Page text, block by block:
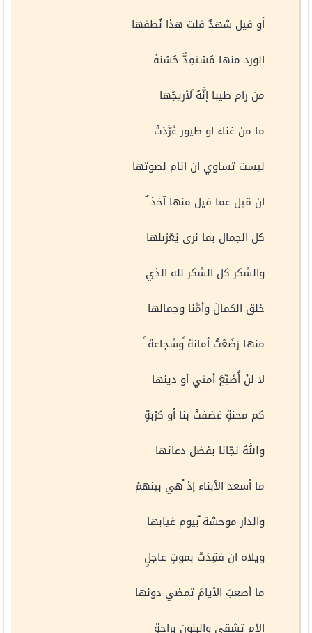
أو قيل شهدٌ قلت هذا نُطقها
الورد منها مُسْتمِدٌّ حُسْنهُ
من رام طيبا إنَّهُ َلأريجُها
ما من غناء او طيور غَرَّدَتْ
ليست تساوي ان انام لصوتها
ان قيل عما قيل منها آخذ ٌ
كل الجمال بما نرى يُعْزىلها
والشكر كل الشكر لله الذي
خلق الكمالَ وأمَّنا وجمالها
منها رَضَعْتُ أمانة ًوشجاعة ً
لا لنْ أُضَيِّعَ أمتي أو دينها
كم محنةٍ عَصَفتْ بنا أو كرْبةٍ
واللهُ نجّانا بفضل دعائها
ما أسعد الأبناء إذ ْهي بينهمْ
والدار موحشة ٌبيوم غيابها
ويلاه ان فقِدَتْ بموتٍ عاجلٍ
ما أصعبَ الأيامَ تمضي دونها
الأم تشقى والبنون براحةٍ